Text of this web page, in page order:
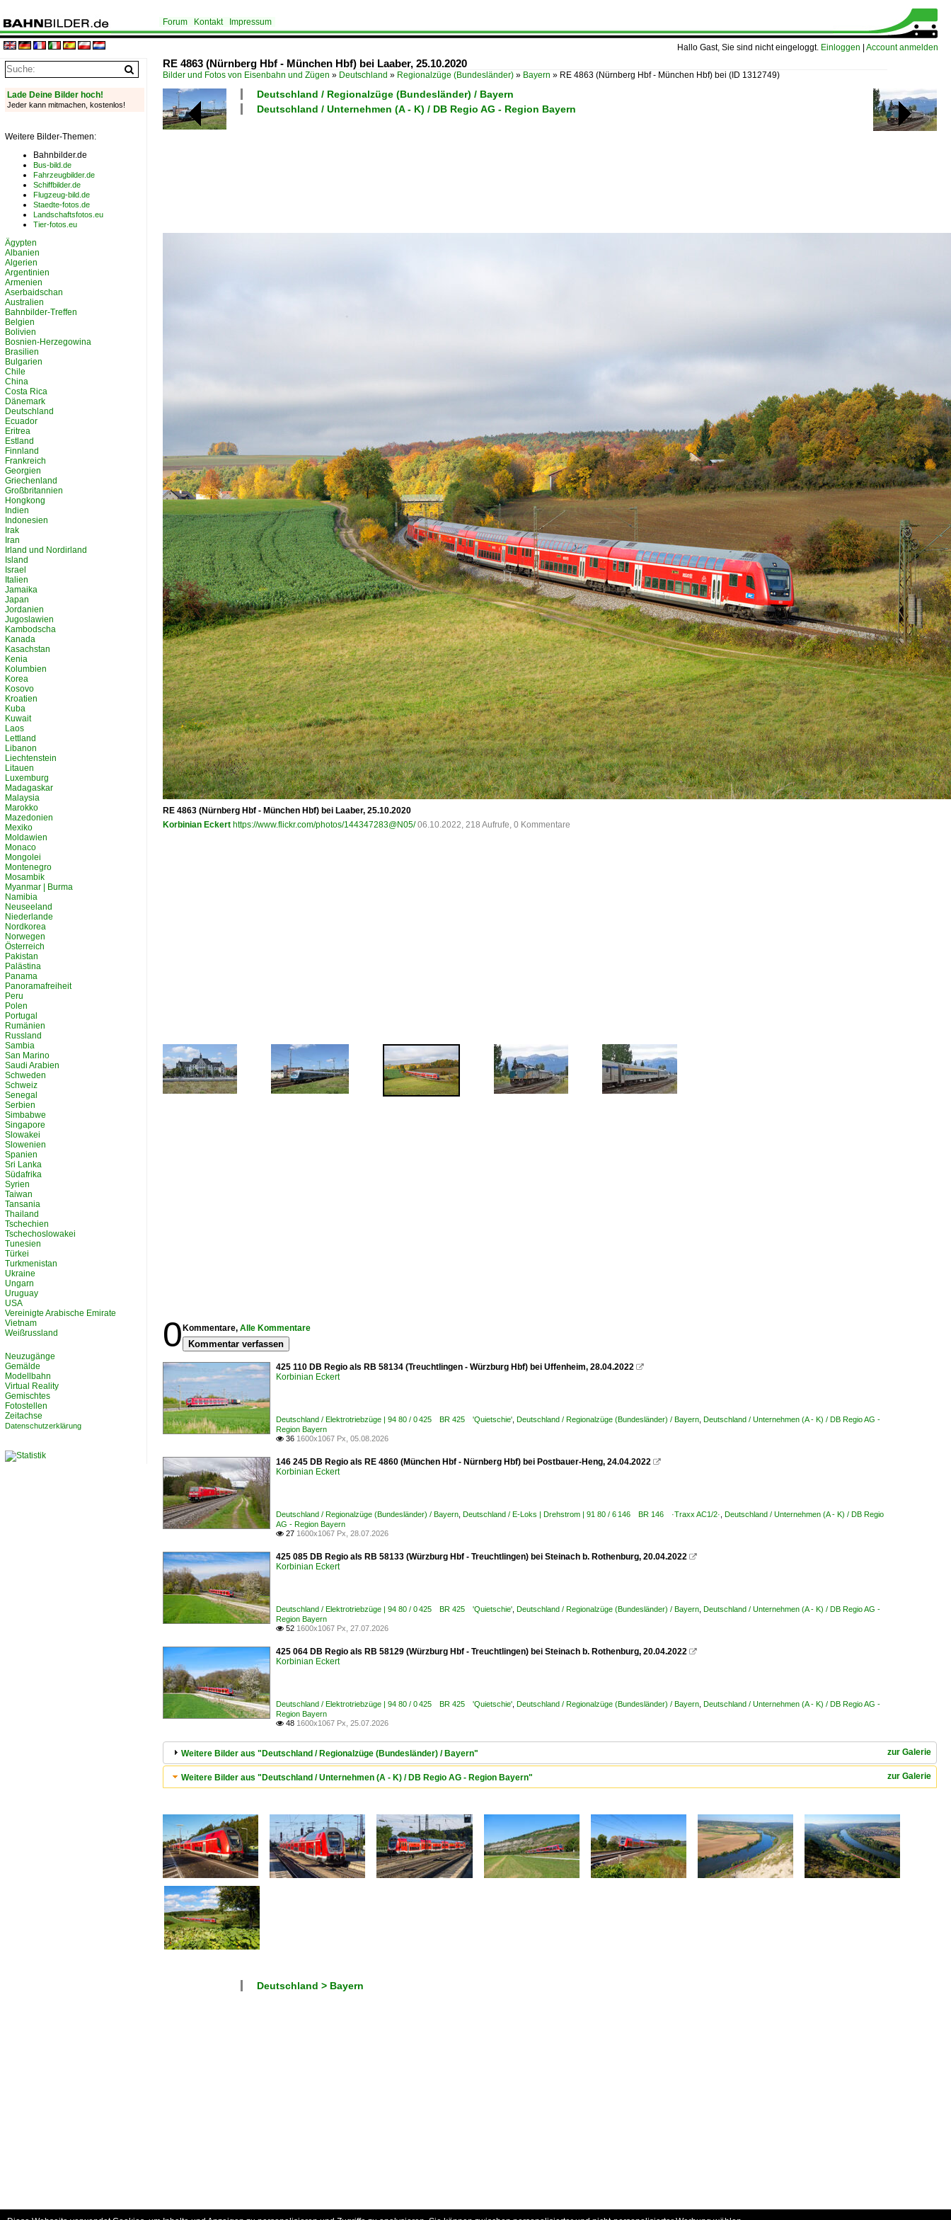
Hallo Gast, Sie sind nicht eingeloggt. Einloggen Account anmelden
Forum Kontakt Impressum
RE 4863 (Nürnberg Hbf - München Hbf) bei Laaber, 25.10.2020
Bilder und Fotos von Eisenbahn und Zügen » Deutschland » Regionalzüge (Bundesländer) » Bayern » RE 4863 (Nürnberg Hbf - München Hbf) bei (ID 1312749)
Deutschland / Regionalzüge (Bundesländer) / Bayern
Deutschland / Unternehmen (A - K) / DB Regio AG - Region Bayern
RE 4863 (Nürnberg Hbf - München Hbf) bei Laaber, 25.10.2020
Korbinian Eckert https://www.flickr.com/photos/144347283@N05/ 06.10.2022, 218 Aufrufe, 0 Kommentare
0 Kommentare, Alle Kommentare
Kommentar verfassen
425 110 DB Regio als RB 58134 (Treuchtlingen - Würzburg Hbf) bei Uffenheim, 28.04.2022 
Korbinian Eckert
Deutschland / Elektrotriebzüge | 94 80 / 0 425 BR 425 'Quietschie' Deutschland / Regionalzüge (Bundesländer) / Bayern Deutschland / Unternehmen (A - K) / DB Regio AG -
Region Bayern
 36 1600x1067 Px, 05.08.2026
146 245 DB Regio als RE 4860 (München Hbf - Nürnberg Hbf) bei Postbauer-Heng, 24.04.2022 
Korbinian Eckert
Deutschland / Regionalzüge (Bundesländer) / Bayern Deutschland / E-Loks | Drehstrom | 91 80 / 6 146 BR 146 ·Traxx AC1/2· Deutschland / Unternehmen (A - K) / DB Regio
AG - Region Bayern
 27 1600x1067 Px, 28.07.2026
425 085 DB Regio als RB 58133 (Würzburg Hbf - Treuchtlingen) bei Steinach b. Rothenburg, 20.04.2022 
Korbinian Eckert
Deutschland / Elektrotriebzüge | 94 80 / 0 425 BR 425 'Quietschie' Deutschland / Regionalzüge (Bundesländer) / Bayern Deutschland / Unternehmen (A - K) / DB Regio AG -
Region Bayern
 52 1600x1067 Px, 27.07.2026
425 064 DB Regio als RB 58129 (Würzburg Hbf - Treuchtlingen) bei Steinach b. Rothenburg, 20.04.2022 
Korbinian Eckert
Deutschland / Elektrotriebzüge | 94 80 / 0 425 BR 425 'Quietschie' Deutschland / Regionalzüge (Bundesländer) / Bayern Deutschland / Unternehmen (A - K) / DB Regio AG -
Region Bayern
 48 1600x1067 Px, 25.07.2026
zur Galerie
Weitere Bilder aus "Deutschland / Regionalzüge (Bundesländer) / Bayern"
zur Galerie
Weitere Bilder aus "Deutschland / Unternehmen (A - K) / DB Regio AG - Region Bayern"
Deutschland > Bayern
Lade Deine Bilder hoch!
Jeder kann mitmachen, kostenlos!
Weitere Bilder-Themen:
Bahnbilder.de
Bus-bild.de
Fahrzeugbilder.de
Schiffbilder.de
Flugzeug-bild.de
Staedte-fotos.de
Landschaftsfotos.eu
Tier-fotos.eu
Ägypten
Albanien
Algerien
Argentinien
Armenien
Aserbaidschan
Australien
Bahnbilder-Treffen
Belgien
Bolivien
Bosnien-Herzegowina
Brasilien
Bulgarien
Chile
China
Costa Rica
Dänemark
Deutschland
Ecuador
Eritrea
Estland
Finnland
Frankreich
Georgien
Griechenland
Großbritannien
Hongkong
Indien
Indonesien
Irak
Iran
Irland und Nordirland
Island
Israel
Italien
Jamaika
Japan
Jordanien
Jugoslawien
Kambodscha
Kanada
Kasachstan
Kenia
Kolumbien
Korea
Kosovo
Kroatien
Kuba
Kuwait
Laos
Lettland
Libanon
Liechtenstein
Litauen
Luxemburg
Madagaskar
Malaysia
Marokko
Mazedonien
Mexiko
Moldawien
Monaco
Mongolei
Montenegro
Mosambik
Myanmar | Burma
Namibia
Neuseeland
Niederlande
Nordkorea
Norwegen
Österreich
Pakistan
Palästina
Panama
Panoramafreiheit
Peru
Polen
Portugal
Rumänien
Russland
Sambia
San Marino
Saudi Arabien
Schweden
Schweiz
Senegal
Serbien
Simbabwe
Singapore
Slowakei
Slowenien
Spanien
Sri Lanka
Südafrika
Syrien
Taiwan
Tansania
Thailand
Tschechien
Tschechoslowakei
Tunesien
Türkei
Turkmenistan
Ukraine
Ungarn
Uruguay
USA
Vereinigte Arabische Emirate
Vietnam
Weißrussland
Neuzugänge
Gemälde
Modellbahn
Virtual Reality
Gemischtes
Fotostellen
Zeitachse
Datenschutzerklärung